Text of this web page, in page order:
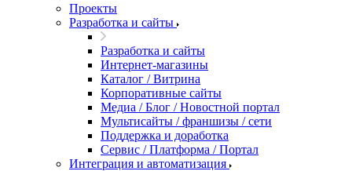
Проекты
Разработка и сайты
Разработка и сайты
Интернет-магазины
Каталог / Витрина
Корпоративные сайты
Медиа / Блог / Новостной портал
Мультисайты / франшизы / сети
Поддержка и доработка
Сервис / Платформа / Портал
Интеграция и автоматизация